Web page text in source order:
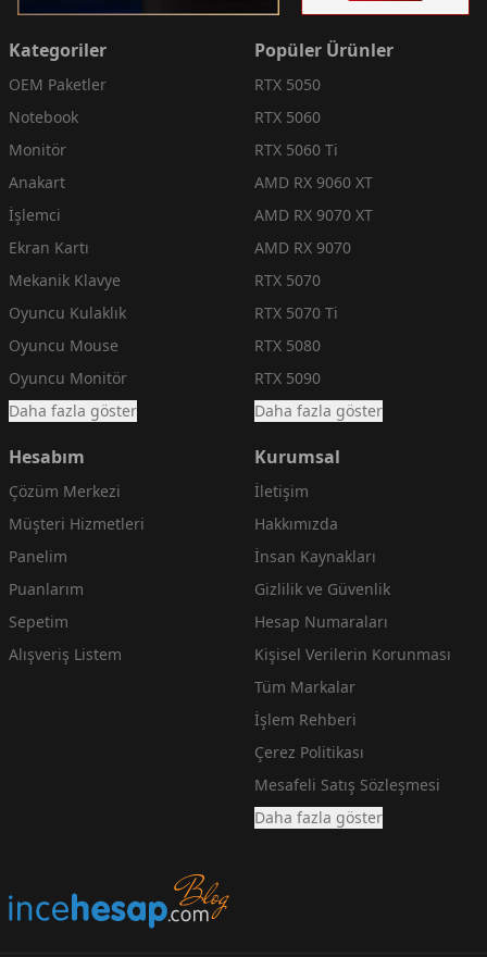
Kategoriler
OEM Paketler
Notebook
Monitör
Anakart
İşlemci
Ekran Kartı
Mekanik Klavye
Oyuncu Kulaklık
Oyuncu Mouse
Oyuncu Monitör
Daha fazla göster
Popüler Ürünler
RTX 5050
RTX 5060
RTX 5060 Ti
AMD RX 9060 XT
AMD RX 9070 XT
AMD RX 9070
RTX 5070
RTX 5070 Ti
RTX 5080
RTX 5090
Daha fazla göster
Hesabım
Çözüm Merkezi
Müşteri Hizmetleri
Panelim
Puanlarım
Sepetim
Alışveriş Listem
Kurumsal
İletişim
Hakkımızda
İnsan Kaynakları
Gizlilik ve Güvenlik
Hesap Numaraları
Kişisel Verilerin Korunması
Tüm Markalar
İşlem Rehberi
Çerez Politikası
Mesafeli Satış Sözleşmesi
Daha fazla göster